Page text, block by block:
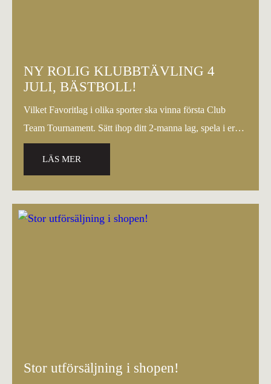
NY ROLIG KLUBBTÄVLING 4
JULI, BÄSTBOLL!
Vilket Favoritlag i olika sporter ska vinna första Club
Team Tournament. Sätt ihop ditt 2-manna lag, spela i era
matchtröjor…
LÄS MER
Stor utförsäljning i shopen!